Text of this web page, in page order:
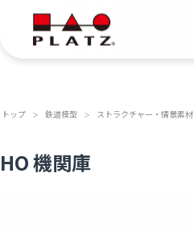
トップ ＞ 鉄道模型 ＞ ストラクチャー・情景素材
HO 機関庫